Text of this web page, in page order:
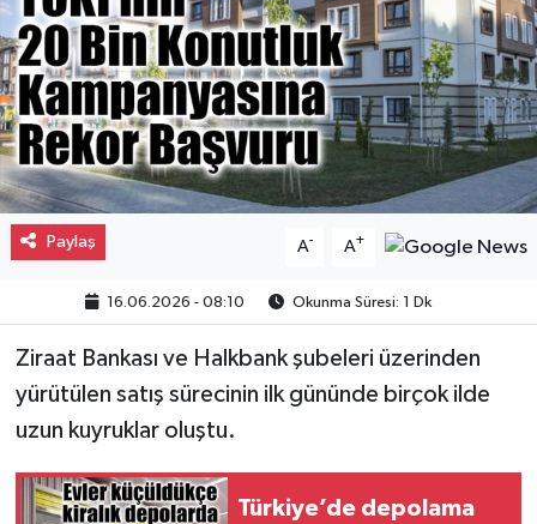
Paylaş A- A+
16.06.2026 - 08:10 Okunma Süresi: 1 Dk
Ziraat Bankası ve Halkbank şubeleri üzerinden
yürütülen satış sürecinin ilk gününde birçok ilde
uzun kuyruklar oluştu.
Türkiye’de depolama
Spor
Eğitim